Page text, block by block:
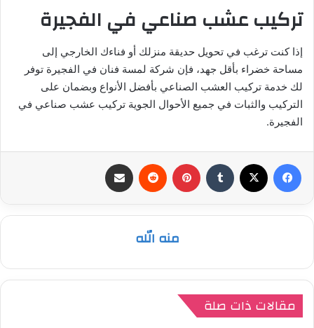
تركيب عشب صناعي في الفجيرة
إذا كنت ترغب في تحويل حديقة منزلك أو فناءك الخارجي إلى
مساحة خضراء بأقل جهد، فإن شركة لمسة فنان في الفجيرة توفر
لك خدمة تركيب العشب الصناعي بأفضل الأنواع وبضمان على
التركيب والثبات في جميع الأحوال الجوية تركيب عشب صناعي في
الفجيرة.
فيسبوك بينتيريست
منه الله
مقالات ذات صلة